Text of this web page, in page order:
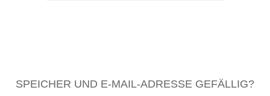
SPEICHER UND E-MAIL-ADRESSE GEFÄLLIG?